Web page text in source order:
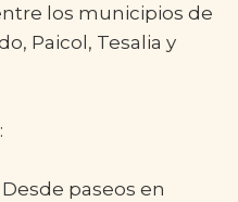
los municipios de
Paicol, Tesalia y
Desde paseos en